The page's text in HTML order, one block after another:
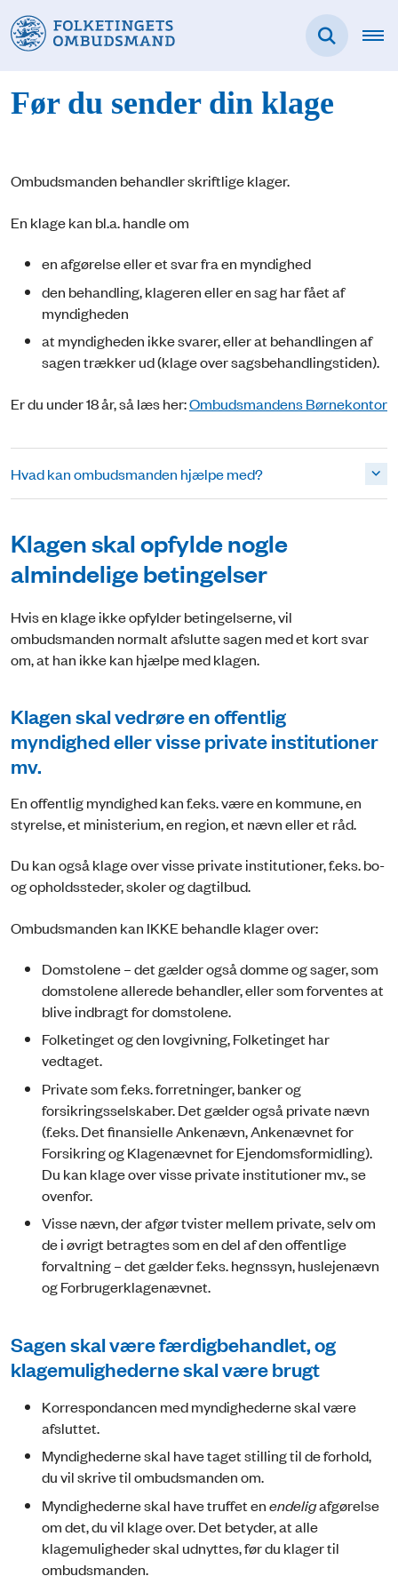
Før du sender din klage
Ombudsmanden behandler skriftlige klager.
En klage kan bl.a. handle om
en afgørelse eller et svar fra en myndighed
den behandling, klageren eller en sag har fået af
myndigheden
at myndigheden ikke svarer, eller at behandlingen af
sagen trækker ud (klage over sagsbehandlingstiden).
Er du under 18 år, så læs her:Ombudsmandens Børnekontor
Hvad kan ombudsmanden hjælpe med?
Klagen skal opfylde nogle
almindelige betingelser
Hvis en klage ikke opfylder betingelserne, vil
ombudsmanden normalt afslutte sagen med et kort svar
om, at han ikke kan hjælpe med klagen.
Klagen skal vedrøre en offentlig
myndighed eller visse private institutioner
mv.
En offentlig myndighed kan f.eks. være en kommune, en
styrelse, et ministerium, en region, et nævn eller et råd.
Du kan også klage over visse private institutioner, f.eks. bo-
og opholdssteder, skoler og dagtilbud.
Ombudsmanden kan IKKE behandle klager over:
Domstolene – det gælder også domme og sager, som
domstolene allerede behandler, eller som forventes at
blive indbragt for domstolene.
Folketinget og den lovgivning, Folketinget har
vedtaget.
Private som f.eks. forretninger, banker og
forsikringsselskaber. Det gælder også private nævn
(f.eks. Det finansielle Ankenævn, Ankenævnet for
Forsikring og Klagenævnet for Ejendomsformidling).
Du kan klage over visse private institutioner mv., se
ovenfor.
Visse nævn, der afgør tvister mellem private, selv om
de i øvrigt betragtes som en del af den offentlige
forvaltning – det gælder f.eks. hegnssyn, huslejenævn
og Forbrugerklagenævnet.
Sagen skal være færdigbehandlet, og
klagemulighederne skal være brugt
Korrespondancen med myndighederne skal være
afsluttet.
Myndighederne skal have taget stilling til de forhold,
du vil skrive til ombudsmanden om.
Myndighederne skal have truffet enendeligafgørelse
om det, du vil klage over. Det betyder, at alle
klagemuligheder skal udnyttes, før du klager til
ombudsmanden.